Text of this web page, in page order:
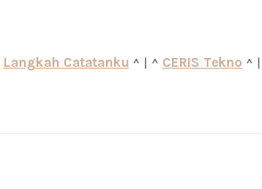
Langkah Catatanku ^ | ^ CERIS Tekno ^ |